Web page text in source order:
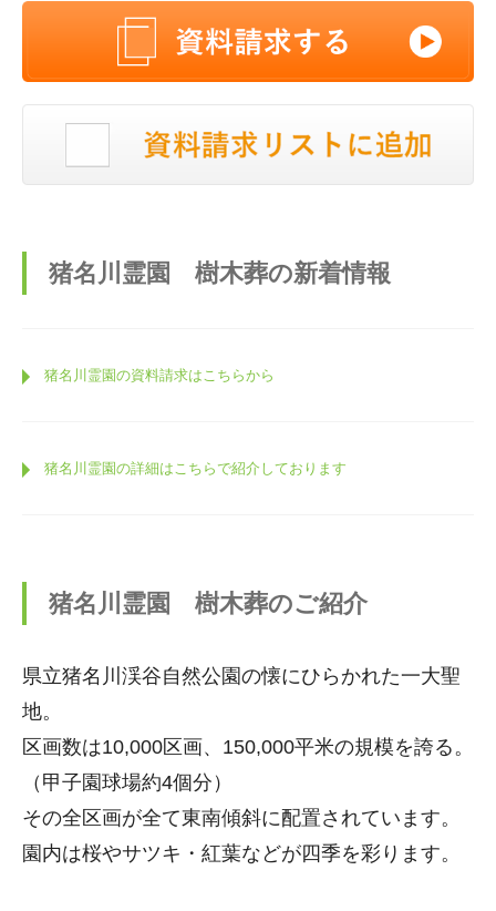
猪名川霊園 樹木葬の新着情報
猪名川霊園の資料請求はこちらから
猪名川霊園の詳細はこちらで紹介しております
猪名川霊園 樹木葬のご紹介
県立猪名川渓谷自然公園の懐にひらかれた一大聖
地。
区画数は10,000区画、150,000平米の規模を誇る。
（甲子園球場約4個分）
その全区画が全て東南傾斜に配置されています。
園内は桜やサツキ・紅葉などが四季を彩ります。